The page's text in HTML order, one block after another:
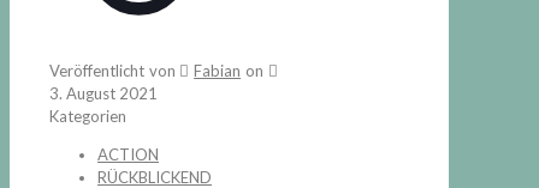
Veröffentlicht von Fabian on
3. August 2021
Kategorien
ACTION
RÜCKBLICKEND